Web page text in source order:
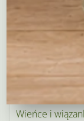
Balony
Kosze
Wianki na
Wielkanoc
Wieńce i